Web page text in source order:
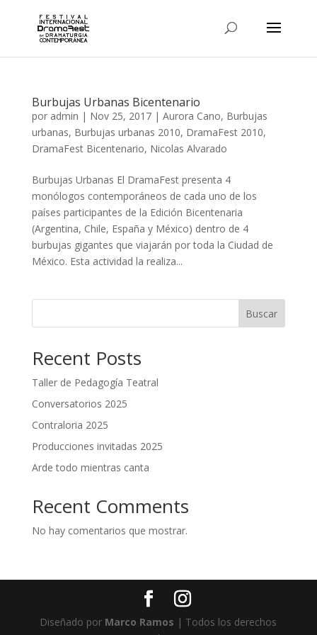
Burbujas Urbanas Bicentenario
por admin | Nov 25, 2017| Aurora Cano, Burbujas
urbanas, Burbujas urbanas 2010, DramaFest 2010,
DramaFest Bicentenario, Nicolas Alvarado
Burbujas Urbanas El DramaFest presenta 4
monólogos contemporáneos de cada uno de los
países participantes de la Edición Bicentenaria
(Argentina, Chile, España y México) dentro de 4
burbujas gigantes que viajarán por toda la Ciudad de
México. Esta actividad la realiza...
Buscar
Recent Posts
Taller de Pedagogía Teatral
Conversatorios 2025
Contraloria 2025
Producciones invitadas 2025
Arde todo mientras canta
Recent Comments
No hay comentarios que mostrar.
Diseñado por Marco Ramos | Todos los derechos